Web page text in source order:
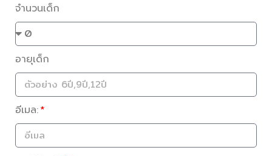
จำนวนเด็ก
อายุเด็ก
อีเมล: